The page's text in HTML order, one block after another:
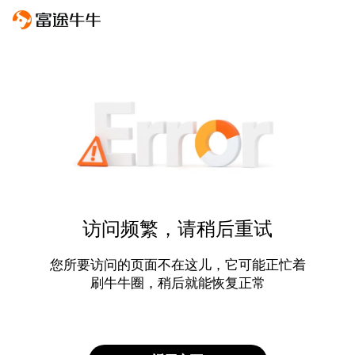
访问频繁，请稍后重试
您所要访问的页面不在这儿，它可能正忙着
刷牛牛圈，稍后就能恢复正常